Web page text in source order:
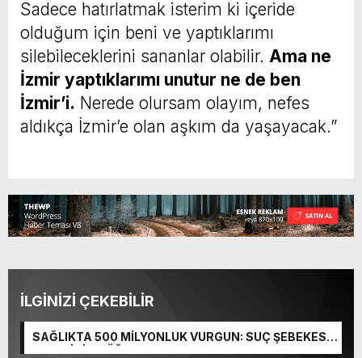
Sadece hatırlatmak isterim ki içeride
olduğum için beni ve yaptıklarımı
silebileceklerini sananlar olabilir. Ama ne
İzmir yaptıklarımı unutur ne de ben
İzmir’i. Nerede olursam olayım, nefes
aldıkça İzmir’e olan aşkım da yaşayacak.”
İLGİNİZİ ÇEKEBİLİR
SAĞLIKTA 500 MİLYONLUK VURGUN: SUÇ ŞEBEKESİ
KAÇIŞ İÇİN DÜĞMEYE BASTI!